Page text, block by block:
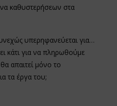
καθυστερήσεων στα
υπερηφανεύεται για…
κάτι για να πληρωθούμε
απαιτεί μόνο το
τα έργα του;